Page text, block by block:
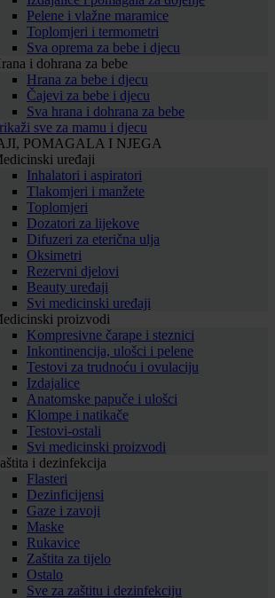
Pelene i vlažne maramice
Toplomjeri i termometri
Sva oprema za bebe i djecu
i dohrana za bebe
Hrana za bebe i djecu
Čajevi za bebe i djecu
Sva hrana i dohrana za bebe
sve za mamu i djecu
POMAGALA I NJEGA
uređaji
Inhalatori i aspiratori
Tlakomjeri i manžete
Toplomjeri
Dozatori za lijekove
Difuzeri za eterična ulja
Oksimetri
Rezervni djelovi
Beauty uređaji
Svi medicinski uređaji
proizvodi
Kompresivne čarape i steznici
Inkontinencija, ulošci i pelene
Testovi za trudnoću i ovulaciju
Izdajalice
Anatomske papuče i ulošci
Klompe i natikače
Testovi-ostali
Svi medicinski proizvodi
i dezinfekcija
Flasteri
Dezinficijensi
Gaze i zavoji
Maske
Rukavice
Zaštita za tijelo
Ostalo
Sve za zaštitu i dezinfekciju